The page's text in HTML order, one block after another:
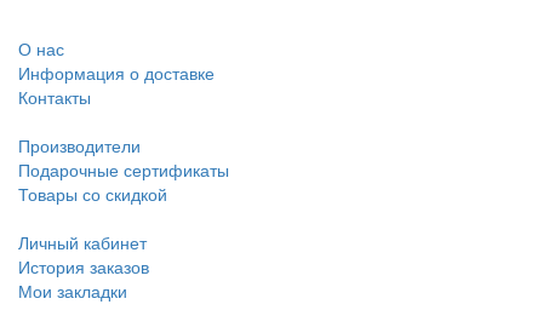
О нас
Информация о доставке
Контакты
Производители
Подарочные сертификаты
Товары со скидкой
Личный кабинет
История заказов
Мои закладки